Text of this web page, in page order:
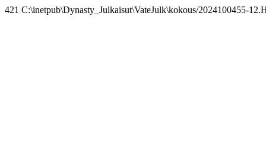
421 C:\inetpub\Dynasty_Julkaisut\VateJulk\kokous/2024100455-